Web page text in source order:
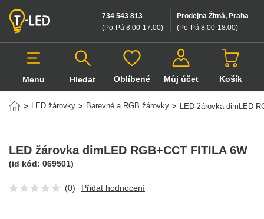
Prodejna Žitná, Praha
(Po-Pá 8:00-18:00)
734 543 813
(Po-Pá 8:00-17:00)
Menu Hledat
Hledat v produktech
Oblíbené Můj účet Košík
> LED žárovky > Barevné a RGB žárovky > LED žárovka dimLED
LED žárovka dimLED RGB+CCT FITILA 6W
(id kód: 069501)
(0) Přidat hodnocení